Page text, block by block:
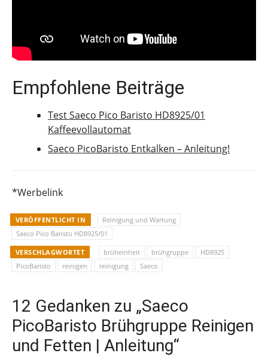
Empfohlene Beiträge
Test Saeco Pico Baristo HD8925/01
Kaffeevollautomat
Saeco PicoBaristo Entkalken – Anleitung!
*Werbelink
VERÖFFENTLICHT IN
Reinigung und Wartung
Saeco Pico Baristo HD8925/01
VERSCHLAGWORTET brüheinheit brühgruppe
HD8925
PicoBaristo
reinigen reinigung Saeco
12 Gedanken zu „Saeco
PicoBaristo Brühgruppe Reinigen
und Fetten | Anleitung“